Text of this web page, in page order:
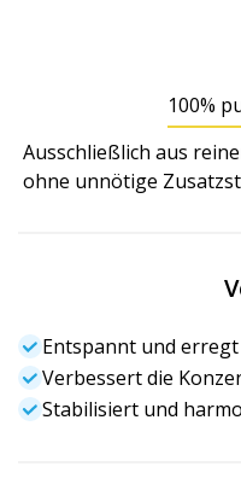
100%
Ausschließlich aus
ohne unnötige
Entspannt und erregt
Verbessert die
Stabilisiert und